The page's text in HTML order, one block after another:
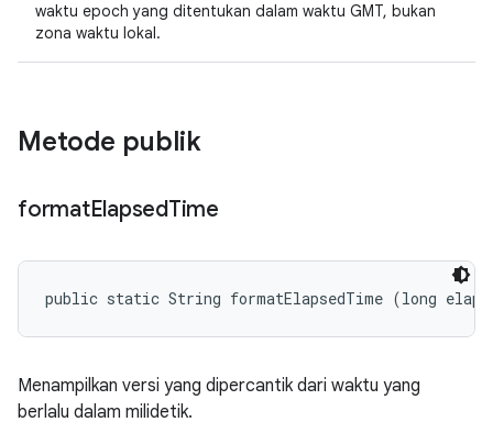
waktu epoch yang ditentukan dalam waktu GMT, bukan
zona waktu lokal.
Metode publik
formatElapsedTime
public static String formatElapsedTime (long
Menampilkan versi yang dipercantik dari waktu yang
berlalu dalam milidetik.